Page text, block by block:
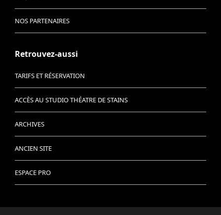
NOS PARTENAIRES
Retrouvez-aussi
TARIFS ET RÉSERVATION
ACCÈS AU STUDIO THÉATRE DE STAINS
ARCHIVES
ANCIEN SITE
ESPACE PRO